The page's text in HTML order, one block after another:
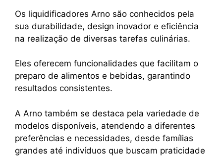
Os liquidificadores Arno são conhecidos pela
sua durabilidade, design inovador e eficiência
na realização de diversas tarefas culinárias.
Eles oferecem funcionalidades que facilitam o
preparo de alimentos e bebidas, garantindo
resultados consistentes.
A Arno também se destaca pela variedade de
modelos disponíveis, atendendo a diferentes
preferências e necessidades, desde famílias
grandes até indivíduos que buscam praticidade